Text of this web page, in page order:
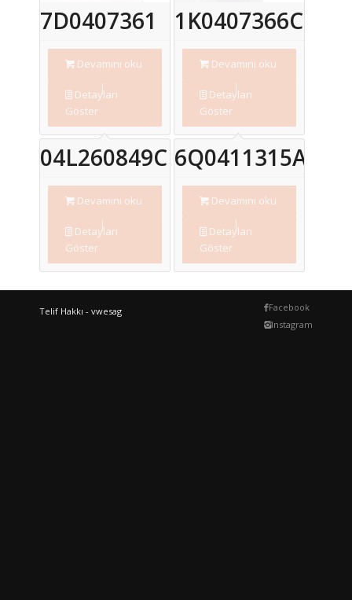
7D0407361
Devamını oku
Detayları
Göster
1K0407366C
Devamını oku
Detayları
Göster
04L260849C
Devamını oku
Detayları
Göster
6Q0411315A
Devamını oku
Detayları
Göster
Telif Hakkı - vwesag
Facebook
Instagram